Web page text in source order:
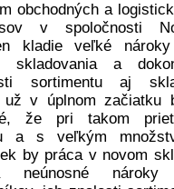
obchodných a
v spoločnosti
kladie veľké
skladovania a
sortimentu aj
už v úplnom začiatku
že pri takom
a s veľkým
by práca v novom
neúnosné